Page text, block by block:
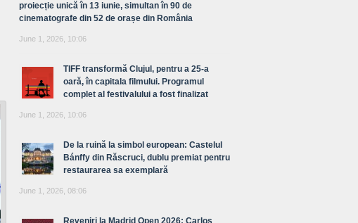
proiecție unică în 13 iunie, simultan în 90 de
cinematografe din 52 de orașe din România
June 1, 2026, 10:06
TIFF transformă Clujul, pentru a 25-a
oară, în capitala filmului. Programul
complet al festivalului a fost finalizat
June 1, 2026, 10:06
De la ruină la simbol european: Castelul
Bánffy din Răscruci, dublu premiat pentru
restaurarea sa exemplară
June 1, 2026, 08:06
Reveniri la Madrid Open 2026: Carlos